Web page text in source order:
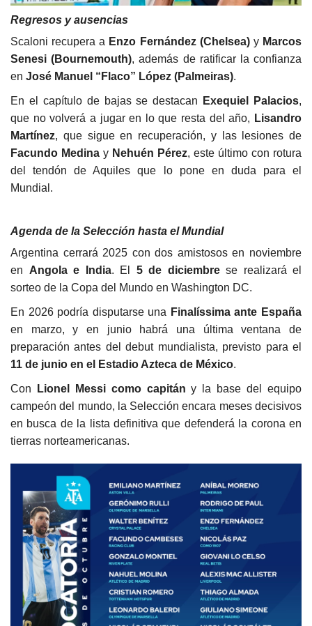
Regresos y ausencias
Scaloni recupera a Enzo Fernández (Chelsea)y Marcos
Senesi (Bournemouth), además de ratificar la confianza
en José Manuel “Flaco” López (Palmeiras).
En el capítulo de bajas se destacan Exequiel Palacios,
que no volverá a jugar en lo que resta del año, Lisandro
Martínez, que sigue en recuperación, y las lesiones de
Facundo Medina y Nehuén Pérez, este último con rotura
del tendón de Aquiles que lo pone en duda para el
Mundial.
Agenda de la Selección hasta el Mundial
Argentina cerrará 2025 con dos amistosos en noviembre
en Angola e India. El 5 de diciembrese realizará el
sorteo de la Copa del Mundo en Washington DC.
En 2026 podría disputarse una Finalíssima ante España
en marzo, y en junio habrá una última ventana de
preparación antes del debut mundialista, previsto para el
11 de junio en el Estadio Azteca de México.
Con Lionel Messi como capitán y la base del equipo
campeón del mundo, la Selección encara meses decisivos
en busca de la lista definitiva que defenderá la corona en
tierras norteamericanas.